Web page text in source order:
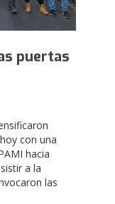
puertas
con una
hacia
a la
las